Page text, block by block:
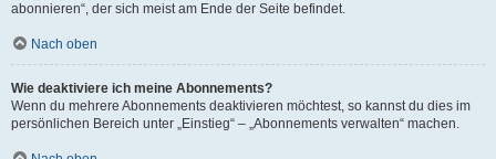
abonnieren“, der sich meist am Ende der Seite befindet.
Nach oben
Wie deaktiviere ich meine Abonnements?
Wenn du mehrere Abonnements deaktivieren möchtest, so kannst du dies im
persönlichen Bereich unter „Einstieg“ – „Abonnements verwalten“ machen.